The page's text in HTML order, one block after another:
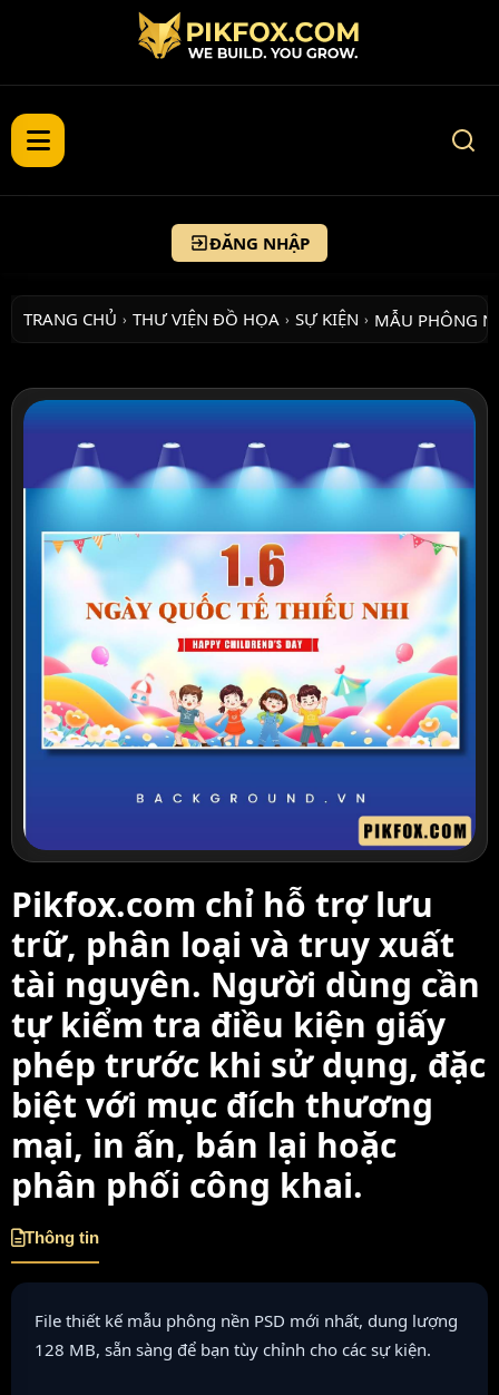
ĐĂNG NHẬP
TRANG CHỦ › THƯ VIỆN ĐỒ HỌA › SỰ KIỆN › MẪU PHÔNG
Pikfox.com chỉ hỗ trợ lưu
trữ, phân loại và truy xuất
tài nguyên. Người dùng cần
tự kiểm tra điều kiện giấy
phép trước khi sử dụng, đặc
biệt với mục đích thương
mại, in ấn, bán lại hoặc
phân phối công khai.
Thông tin
File thiết kế mẫu phông nền PSD mới nhất, dung lượng
128 MB, sẵn sàng để bạn tùy chỉnh cho các sự kiện.